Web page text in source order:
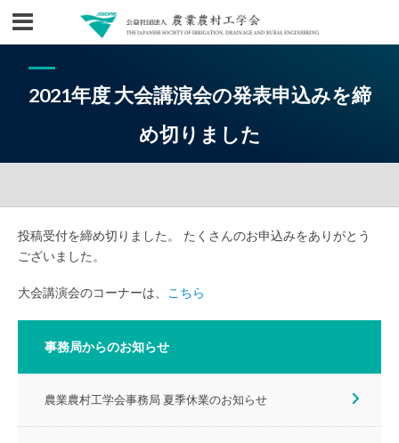
2021年度 大会講演会の発表申込みを締
め切りました
投稿受付を締め切りました。 たくさんのお申込みをありがとう
ございました。
大会講演会のコーナーは、 こちら
事務局からのお知らせ
農業農村工学会事務局 夏季休業のお知らせ